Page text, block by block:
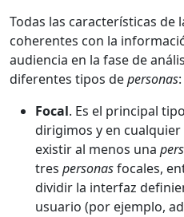
Todas las características de
coherentes con la
audiencia en la fase de
diferentes tipos depersonas:
Focal. Es el principal
dirigimos y en
existir al menos una
tres personasfocales,
dividir la interfaz
usuario (por ejemplo,